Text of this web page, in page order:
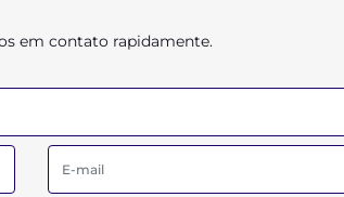
em contato rapidamente.